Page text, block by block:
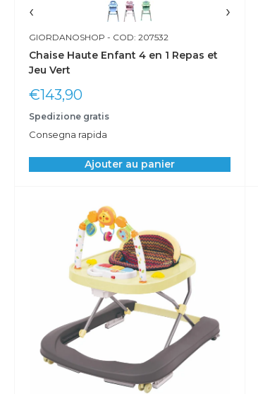
‹ ›
GIORDANOSHOP - COD: 207532
Chaise Haute Enfant 4 en 1 Repas et
Jeu Vert
Prix
réduit
€143,90
Spedizione gratis
Consegna rapida
Ajouter au panier